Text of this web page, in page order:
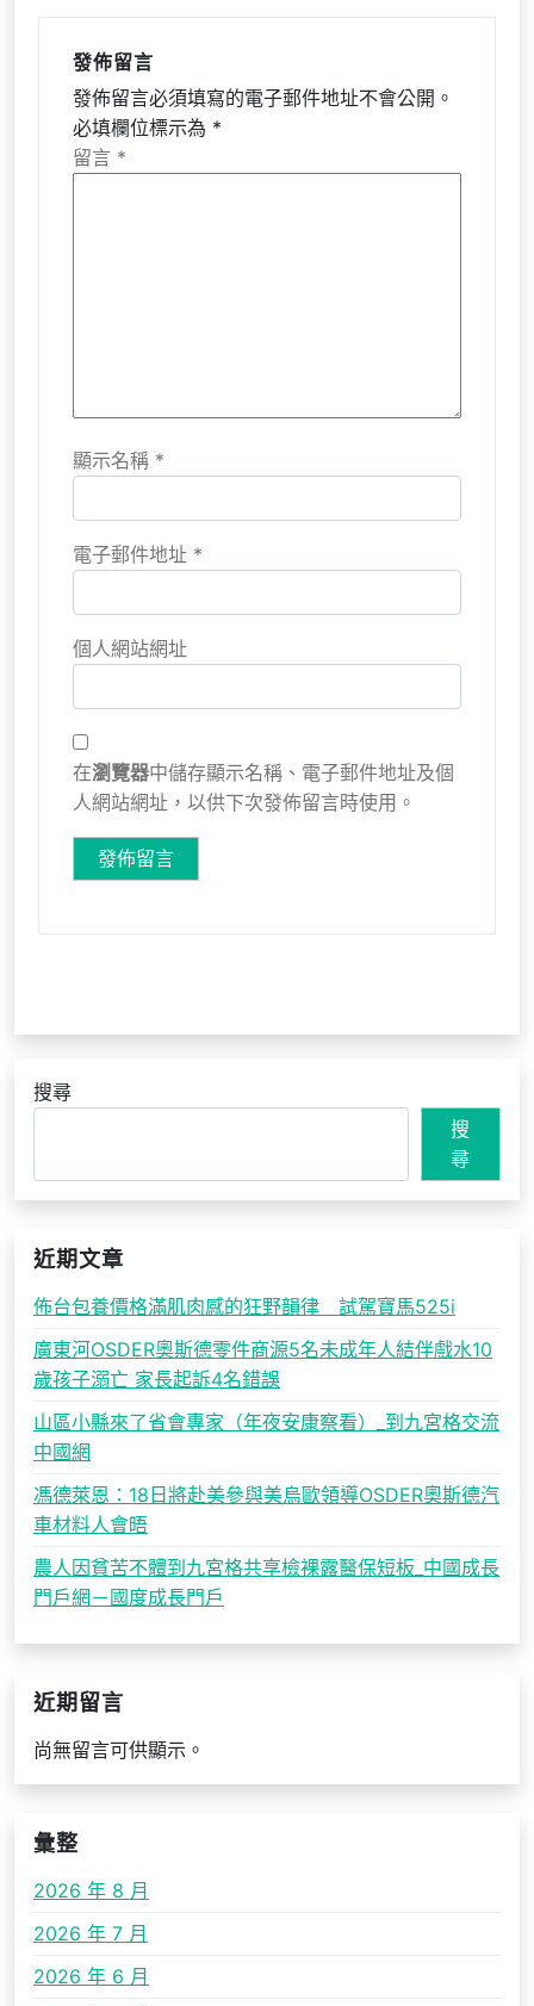
發佈留言
發佈留言必須填寫的電子郵件地址不會公開。
必填欄位標示為 *
留言 *
顯示名稱 *
電子郵件地址 *
個人網站網址
在瀏覽器中儲存顯示名稱、電子郵件地址及個
人網站網址，以供下次發佈留言時使用。
搜尋
搜
尋
近期文章
佈台包養價格滿肌肉感的狂野韻律 試駕寶馬525i
廣東河OSDER奧斯德零件商源5名未成年人結伴戲水10
歲孩子溺亡 家長起訴4名錯誤
山區小縣來了省會專家（年夜安康察看）_到九宮格交流
中國網
馮德萊恩：18日將赴美參與美烏歐領導OSDER奧斯德汽
車材料人會晤
農人因貧苦不體到九宮格共享檢裸露醫保短板_中國成長
門戶網－國度成長門戶
近期留言
尚無留言可供顯示。
彙整
2026 年 8 月
2026 年 7 月
2026 年 6 月